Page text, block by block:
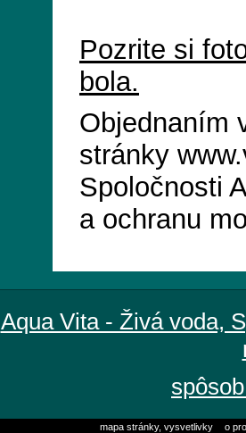
Pozrite si
bola.
Objednaním
stránky
Spoločnosti
a ochranu
Aqua Vita - Živá voda,
mapa stránky, vysvetlivky o